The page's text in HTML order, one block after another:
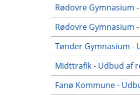
Rødovre Gymnasium
Rødovre Gymnasium
Tønder Gymnasium -
Midttrafik - Udbud af
Fanø Kommune -